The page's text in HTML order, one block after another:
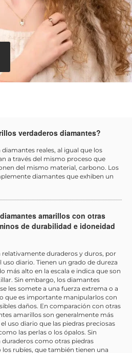
verdaderos diamantes?
reales, al igual que los
a través del mismo proceso que
del mismo material, carbono. Los
diamantes que exhiben un
amarillos con otras
de durabilidad e idoneidad
duraderos y duros, por
uso diario. Tienen un grado de dureza
más alto en la escala e indica que son
Sin embargo, los diamantes
les somete a una fuerza extrema o a
que es importante manipularlos con
daños. En comparación con otras
amarillos son generalmente más
uso diario que las piedras preciosas
las perlas o los ópalos. Sin
como otras piedras
los rubíes, que también tienen una